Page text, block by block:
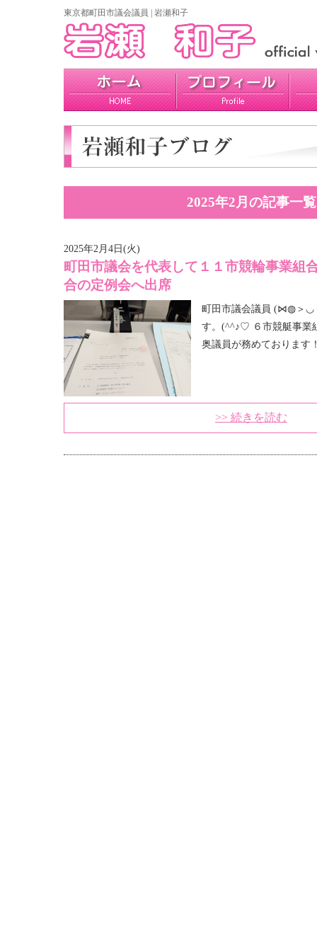
東京都町田市議会議員 | 岩瀬和子
プロフィール 政策 活動報告
2025年2月の記事一覧
2025年2月4日(火)
町田市議会を代表して１１市競輪事業組
合の定例会へ出席
町田市議会議員 (⋈◍＞
す。(^^♪♡ ６市競艇事業
奥議員が務めております
>> 続きを読む